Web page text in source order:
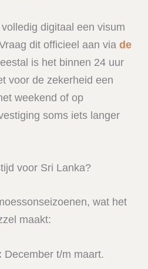
digitaal een visum
dit officieel aan via de
is het binnen 24 uur
voor de zekerheid een
weekend of op
soms iets langer
voor Sri Lanka?
wat het
maakt:
December t/m maart.